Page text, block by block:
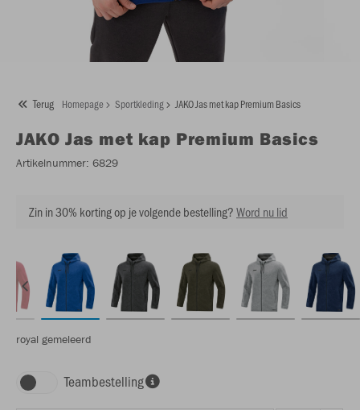
Terug Homepage Sportkleding JAKO Jas met kap Premium Basics
JAKO Jas met kap Premium Basics
Artikelnummer: 6829
Zin in 30% korting op je volgende bestelling?Word nu lid
royal gemeleerd
Teambestelling